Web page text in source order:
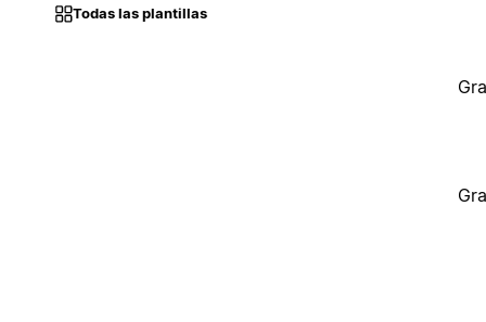
Todas las plantillas